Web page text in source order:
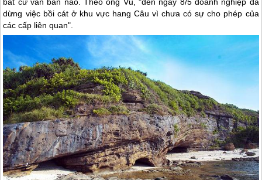
dừng việc bồi cát ở khu vực hang Câu vì chưa có sự cho phép của
các cấp liên quan".